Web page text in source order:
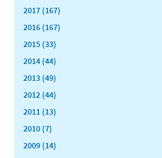
2017 (167)
2016 (167)
2015 (33)
2014 (44)
2013 (49)
2012 (44)
2011 (13)
2010 (7)
2009 (14)